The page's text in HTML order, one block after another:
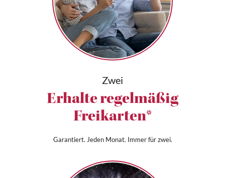
Zwei
Erhalte regelmäßig
Freikarten*
Garantiert. Jeden Monat. Immer für zwei.